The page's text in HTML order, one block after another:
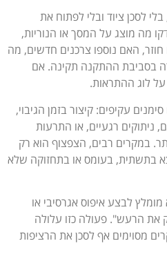
לסכן ציוד ובלי לפתוח את
מה מוצג על המסך או הנוריות,
האם נוספו צרכנים חדשים, מה
בסביבת ההתקנה תקינה. אם
לוג ההתראות.
עקיפים: קיצור בזמן הגיבוי,
ניתוקים רגעיים, או התרעות
במקרים רבים, הצפצוף הוא רק
בתשתית, בעומס או בתחזוקה שלא
לבצע איפוס אגרסיבי או
את הרעש". פעולה כזו עלולה
מסוימים אף לסכן את הרציפות